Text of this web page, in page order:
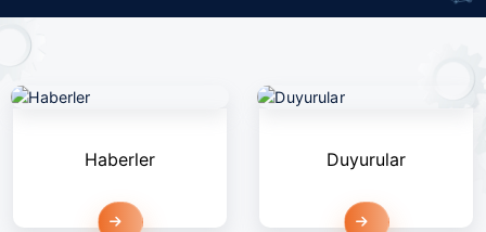
Haberler
Devamını Oku
Duyurular
Devamını Oku